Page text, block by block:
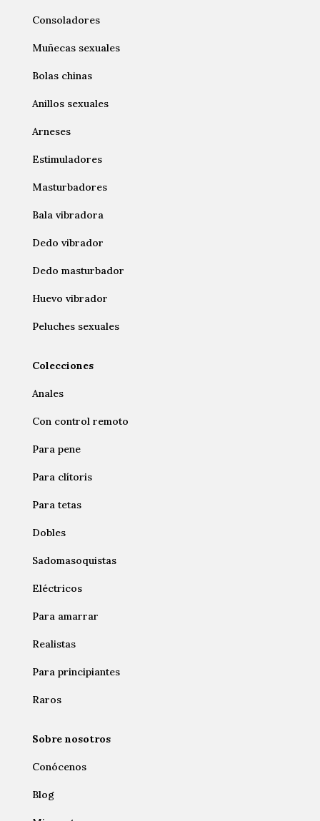
Consoladores
Muñecas sexuales
Bolas chinas
Anillos sexuales
Arneses
Estimuladores
Masturbadores
Bala vibradora
Dedo vibrador
Dedo masturbador
Huevo vibrador
Peluches sexuales
Colecciones
Anales
Con control remoto
Para pene
Para clítoris
Para tetas
Dobles
Sadomasoquistas
Eléctricos
Para amarrar
Realistas
Para principiantes
Raros
Sobre nosotros
Conócenos
Blog